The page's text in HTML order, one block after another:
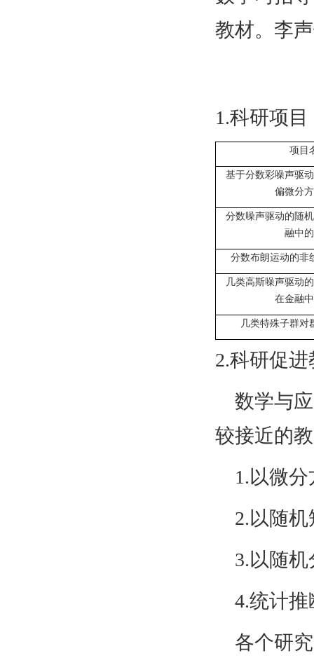
教材。李
1.科研项
项目
基于分数彩噪声驱
偏微分
分数噪声驱动的随
融中
分数布朗运动的非
几类高斯噪声驱动
在金融
几类特殊子群对
2.科研促
数学与
较接近的
1.以微
2.以随
3.以随
4.统计
各个研